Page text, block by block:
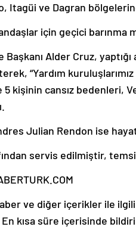
Itagüi ve Dagran
için geçici barınma
Alder Cruz, yaptığı
“Yardım kuruluşlarımız
kişinin cansız bedenleri,
Julian Rendon ise
servis edilmiştir,
ve diğer içerikler ile
kısa süre içerisinde